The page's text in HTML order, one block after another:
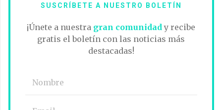
SUSCRÍBETE A NUESTRO BOLETÍN
¡Únete a nuestra gran comunidad y recibe
gratis el boletín con las noticias más
destacadas!